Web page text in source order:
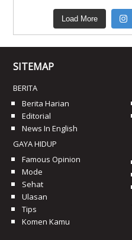
Load More
SITEMAP
BERITA
Berita Harian
Editorial
News In English
GAYA HIDUP
Famous Opinion
Mode
Sehat
Ulasan
Tips
Komen Kamu